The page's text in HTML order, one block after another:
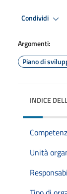
Condividi
Argomenti:
Piano di
INDICE
Unità